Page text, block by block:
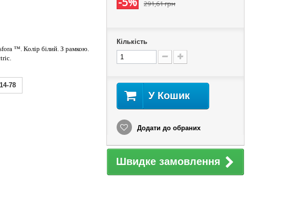
™. Колір білий. З рамкою.
78
291,61 грн
Кількість
У Кошик
Додати до обраних
Швидке замовлення